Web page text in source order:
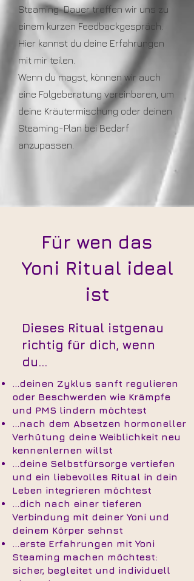
Steaming-Dauer treffen wir uns zu
einem kurzen Feedbackgespräch.
Hier kannst du deine Erfahrungen
mit mir teilen.
Wenn du magst, können wir auch
eine Folgeberatung vereinbaren, um
deine Kräutermischung oder deinen
Steaming-Plan bei Bedarf
anzupassen.
Für wen das
Yoni Ritual ideal
ist
Dieses Ritual istgenau
richtig für dich, wenn
du...
...deinen Zyklus sanft regulieren
oder Beschwerden wie Krämpfe
und PMS lindern möchtest
...nach dem Absetzen hormoneller
Verhütung deine Weiblichkeit neu
kennenlernen willst
...deine Selbstfürsorge vertiefen
und ein liebevolles Ritual in dein
Leben integrieren möchtest
...dich nach einer tieferen
Verbindung mit deiner Yoni und
deinem Körper sehnst
...erste Erfahrungen mit Yoni
Steaming machen möchtest:
sicher, begleitet und individuell